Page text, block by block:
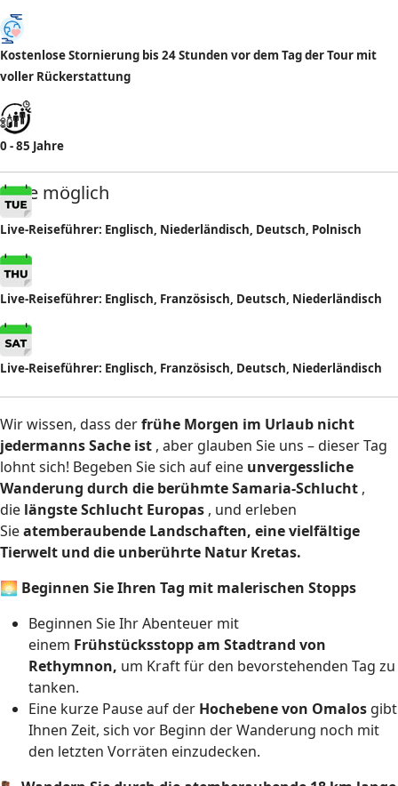
Kostenlose Stornierung bis 24 Stunden vor dem Tag der Tour mit
voller Rückerstattung
0 - 85 Jahre
Tage möglich
Live-Reiseführer: Englisch, Niederländisch, Deutsch, Polnisch
Live-Reiseführer: Englisch, Französisch, Deutsch, Niederländisch
Live-Reiseführer: Englisch, Französisch, Deutsch, Niederländisch
Wir wissen, dass derfrühe Morgen im Urlaub nicht
jedermanns Sache ist , aber glauben Sie uns – dieser Tag
lohnt sich! Begeben Sie sich auf eine unvergessliche
Wanderung durch die berühmte Samaria-Schlucht ,
die längste Schlucht Europas , und erleben
Sieatemberaubende Landschaften, eine vielfältige
Tierwelt und die unberührte Natur Kretas.
🌅 Beginnen Sie Ihren Tag mit malerischen Stopps
Beginnen Sie Ihr Abenteuer mit
einem Frühstücksstopp am Stadtrand von
Rethymnon, um Kraft für den bevorstehenden Tag zu
tanken.
Eine kurze Pause auf der Hochebene von Omalos gibt
Ihnen Zeit, sich vor Beginn der Wanderung noch mit
den letzten Vorräten einzudecken.